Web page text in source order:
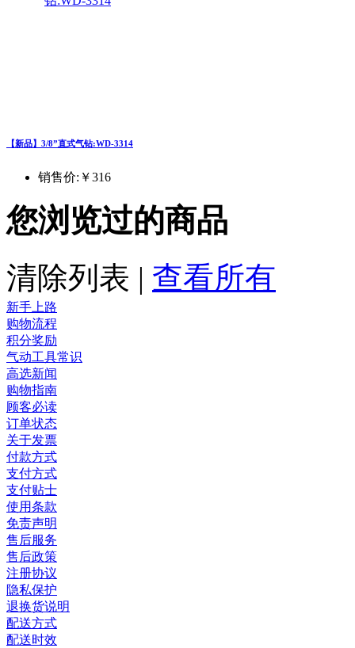
【新品】3/8”直式气钻:WD-3314
销售价: ￥316
您浏览过的商品
清除列表 | 查看所有
新手上路
购物流程
积分奖励
气动工具常识
高选新闻
购物指南
顾客必读
订单状态
关于发票
付款方式
支付方式
支付贴士
使用条款
免责声明
售后服务
售后政策
注册协议
隐私保护
退换货说明
配送方式
配送时效